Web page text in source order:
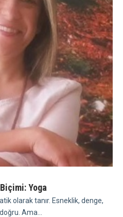
Yoga
olarak tanır. Esneklik, denge,
Ama...